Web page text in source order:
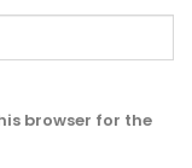
browser for the